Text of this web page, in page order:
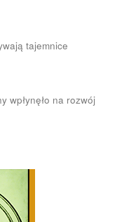
tajemnice
wpłynęło na rozwój